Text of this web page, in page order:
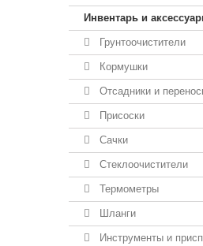
Инвентарь и
Грунтоочистители
Кормушки
Отсадники и
Присоски
Сачки
Стеклоочистители
Термометры
Шланги
Инструменты и